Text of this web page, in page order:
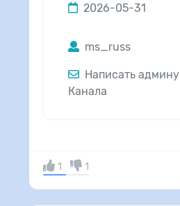
2026-05-31
ms_russ
Написать админу
Канала
1 1